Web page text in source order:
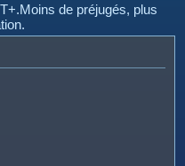
e
de préjugés, plus